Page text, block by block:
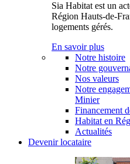
Sia Habitat est un
Région Hauts-de-
logements gérés.
En savoir plus
Notre histoire
Notre
Nos valeurs
Notre
Minier
Financement
Habitat en
Actualités
Devenir locataire